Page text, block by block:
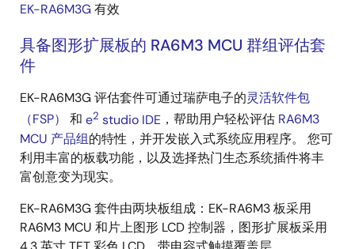
EK-RA6M3G有效
具备图形扩展板的 RA6M3 MCU 群组评估套
件
EK-RA6M3G 评估套件可通过瑞萨电子的灵活软件包
（FSP）
和 e2 studio IDE ，帮助用户轻松评估 RA6M3
MCU 产品组的特性，并开发嵌入式系统应用程序。 您可
利用丰富的板载功能，以及选择热门生态系统插件将丰
富创意变为现实。
EK-RA6M3G 套件由两块板组成：EK-RA6M3 板采用
RA6M3 MCU 和片上图形 LCD 控制器，图形扩展板采用